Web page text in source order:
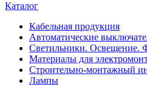
Каталог
Кабельная продукция
Автоматические
Светильники. Освещение.
Материалы для
Строительно-монтажный
Лампы